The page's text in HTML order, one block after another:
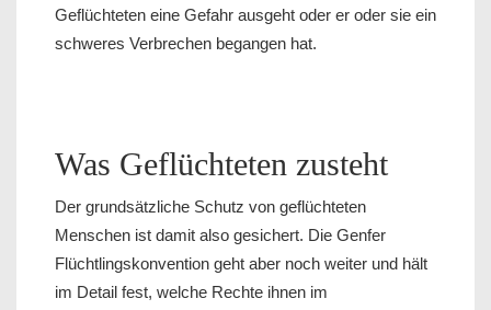
Geflüchteten eine Gefahr ausgeht oder er oder sie ein
schweres Verbrechen begangen hat.
Was Geflüchteten zusteht
Der grundsätzliche Schutz von geflüchteten
Menschen ist damit also gesichert. Die Genfer
Flüchtlingskonvention geht aber noch weiter und hält
im Detail fest, welche Rechte ihnen im